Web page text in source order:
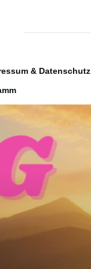
& Datenschutz